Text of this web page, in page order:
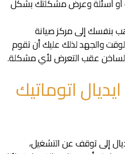
أو أسئلة وعرض مشكلتك بشكل
بنفسك إلى مركز صيانة
والجهد لذلك عليك أن تقوم
الساخن عقب التعرض لأي مشكلة.
اتوماتيك
إلى توقف عن التشغيل،